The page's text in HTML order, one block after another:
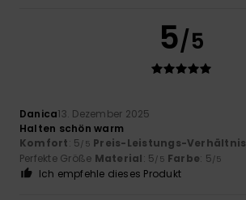
5/5
Danica13. Dezember 2025
Halten schön warm
Komfort: 5/5 Preis-Leistungs-Verhältnis
Perfekte Größe Material: 5/5 Farbe: 5/5
Ich empfehle dieses Produkt